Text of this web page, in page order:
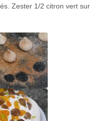
Zester 1/2 citron vert sur